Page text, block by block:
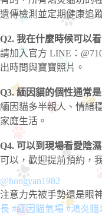
遺傳檢測並定期健康追
Q2. 我在什麼時候可以
請加入官方 LINE：
出時間與寶寶照片。
Q3. 緬因貓的個性通常
緬因貓多半親人、情緒
家庭生活。
Q4. 可以到現場看愛陰
可以，歡迎提前預約，
@hongyan1982
注意力先被手勢還是眼
長 #緬因貓氣場 #鴻炎貓